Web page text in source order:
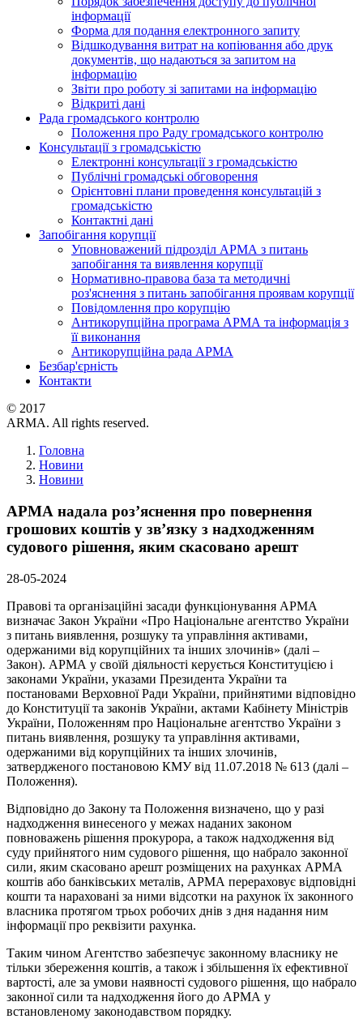
інформації
Форма для подання електронного запиту
Відшкодування витрат на копіювання або друк
документів, що надаються за запитом на
інформацію
Звіти про роботу зі запитами на інформацію
Відкриті дані
Рада громадського контролю
Положення про Раду громадського контролю
Консультації з громадськістю
Електронні консультації з громадськістю
Публічні громадські обговорення
Орієнтовні плани проведення консультацій з
громадськістю
Контактні дані
Запобігання корупції
Уповноважений підрозділ АРМА з питань
запобігання та виявлення корупції
Нормативно-правова база та методичні
роз'яснення з питань запобігання проявам корупції
Повідомлення про корупцію
Антикорупційна програма АРМА та інформація з
її виконання
Антикорупційна рада АРМА
Безбар'єрність
Контакти
© 2017
ARMA. All rights reserved.
Головна
Новини
Новини
АРМА надала роз’яснення про повернення
грошових коштів у зв’язку з надходженням
судового рішення, яким скасовано арешт
28-05-2024
Правові та організаційні засади функціонування АРМА
визначає Закон України «Про Національне агентство України
з питань виявлення, розшуку та управління активами,
одержаними від корупційних та інших злочинів» (далі –
Закон). АРМА у своїй діяльності керується Конституцією і
законами України, указами Президента України та
постановами Верховної Ради України, прийнятими відповідно
до Конституції та законів України, актами Кабінету Міністрів
України, Положенням про Національне агентство України з
питань виявлення, розшуку та управління активами,
одержаними від корупційних та інших злочинів,
затвердженого постановою КМУ від 11.07.2018 № 613 (далі –
Положення).
Відповідно до Закону та Положення визначено, що у разі
надходження винесеного у межах наданих законом
повноважень рішення прокурора, а також надходження від
суду прийнятого ним судового рішення, що набрало законної
сили, яким скасовано арешт розміщених на рахунках АРМА
коштів або банківських металів, АРМА перераховує відповідні
кошти та нараховані за ними відсотки на рахунок їх законного
власника протягом трьох робочих днів з дня надання ним
інформації про реквізити рахунка.
Таким чином Агентство забезпечує законному власнику не
тільки збереження коштів, а також і збільшення їх ефективної
вартості, але за умови наявності судового рішення, що набрало
законної сили та надходження його до АРМА у
встановленому законодавством порядку.